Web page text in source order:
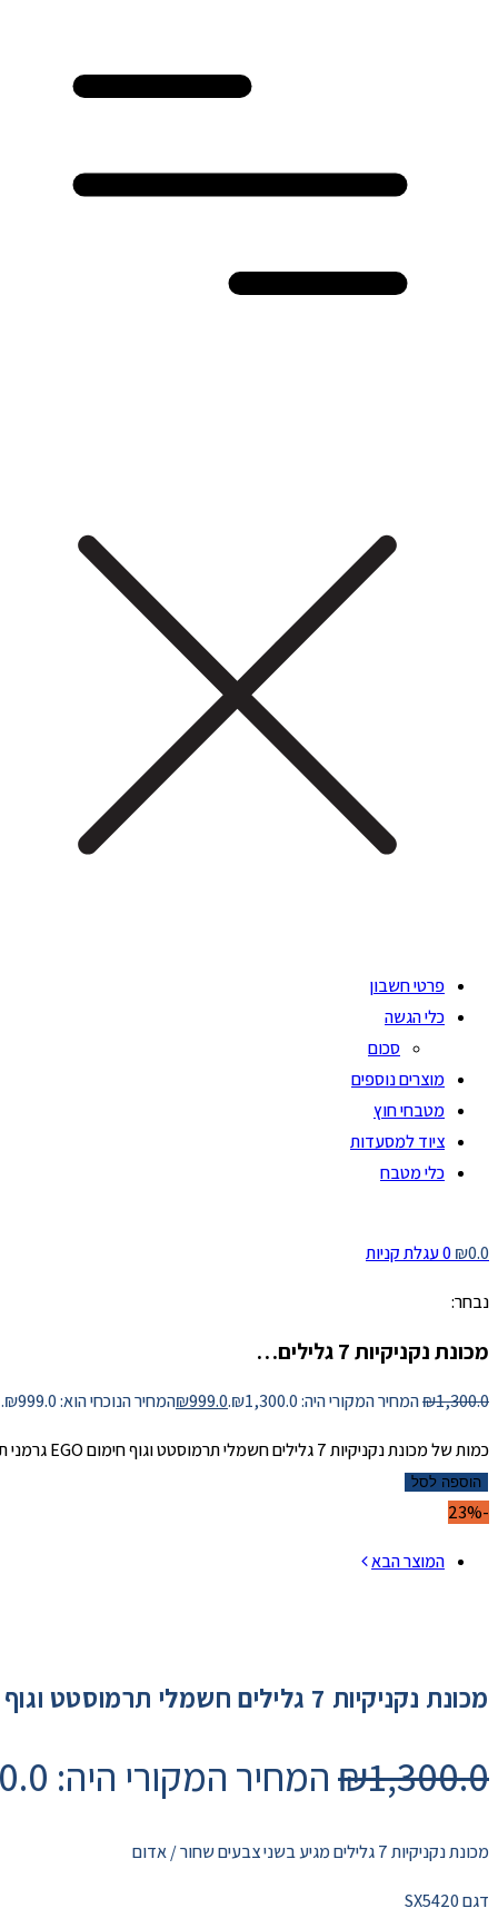
פרטי חשבון
כלי הגשה
סכום
מוצרים נוספים
מטבחי חוץ
ציוד למסעדות
כלי מטבח
₪0.0
0 עגלת קניות
נבחר:
מכונת נקניקיות 7 גלילים…
₪1,300.0 המחיר המקורי היה: ₪1,300.0. ₪999.0 המחיר הנוכחי הוא: ₪999.0.
כמות של מכונת נקניקיות 7 גלילים חשמלי תרמוסטט וגוף חימום EGO גרמני תעשייתי
הוספה לסל
המוצר הבא
מכונת נקניקיות 7 גלילים חשמלי תרמוסטט וגוף חימום EGO גרמני תעשייתי
₪1,300.0 המחיר המקורי היה: ₪1,300.0.
מכונת נקניקיות 7 גלילים מגיע בשני צבעים שחור / אדום
דגם SX5420